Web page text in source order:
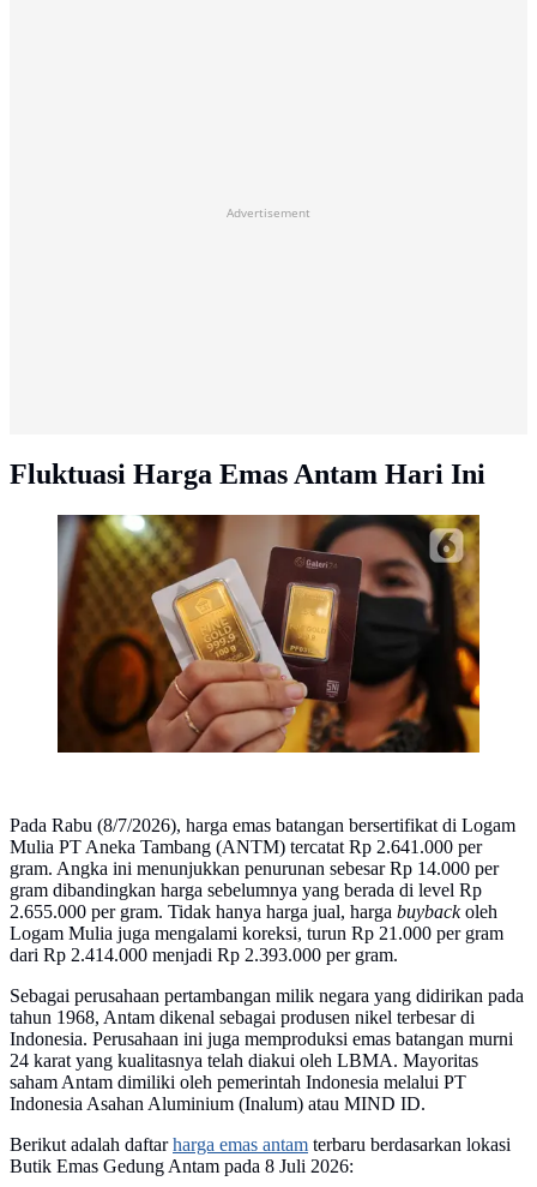
Advertisement
Fluktuasi Harga Emas Antam Hari Ini
Pegawai menunjukkan emas batangan di Galeri 24,
Jakarta. (Liputan6.com/Angga Yuniar)
Pada Rabu (8/7/2026), harga emas batangan bersertifikat di Logam
Mulia PT Aneka Tambang (ANTM) tercatat Rp 2.641.000 per
gram. Angka ini menunjukkan penurunan sebesar Rp 14.000 per
gram dibandingkan harga sebelumnya yang berada di level Rp
2.655.000 per gram. Tidak hanya harga jual, harga buybackoleh
Logam Mulia juga mengalami koreksi, turun Rp 21.000 per gram
dari Rp 2.414.000 menjadi Rp 2.393.000 per gram.
Sebagai perusahaan pertambangan milik negara yang didirikan pada
tahun 1968, Antam dikenal sebagai produsen nikel terbesar di
Indonesia. Perusahaan ini juga memproduksi emas batangan murni
24 karat yang kualitasnya telah diakui oleh LBMA. Mayoritas
saham Antam dimiliki oleh pemerintah Indonesia melalui PT
Indonesia Asahan Aluminium (Inalum) atau MIND ID.
Berikut adalah daftarharga emas antam terbaru berdasarkan lokasi
Butik Emas Gedung Antam pada 8 Juli 2026: